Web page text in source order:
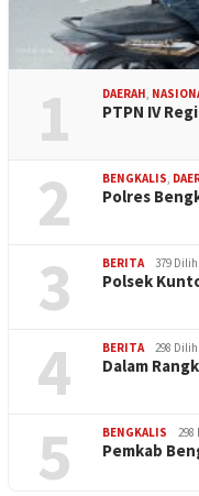
1 DAERAH,
PTPN IV
2 BENGKALIS,
Polres
3 BERITA 379
Polsek
4 BERITA 298
Dalam
5 BENGKALIS
Pemkab